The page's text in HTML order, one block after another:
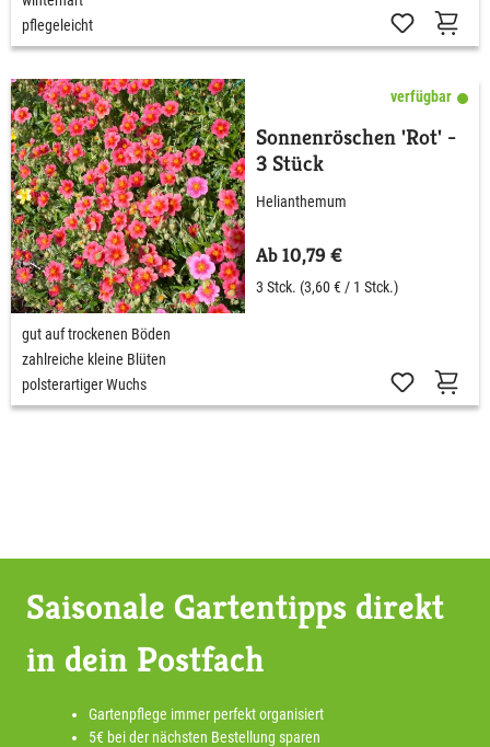
pflegeleicht
verfügbar
Sonnenröschen 'Rot' -
3 Stück
Helianthemum
Ab 10,79 €
3 Stck. (3,60 € / 1 Stck.)
gut auf trockenen Böden
zahlreiche kleine Blüten
polsterartiger Wuchs
Saisonale Gartentipps direkt
in dein Postfach
Gartenpflege immer perfekt organisiert
5€ bei der nächsten Bestellung sparen